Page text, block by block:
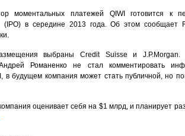
моментальных платежей QIWI готовится к
(IPO) в середине 2013 года. Об этом сообщает
выбраны Credit Suisse и J.P.Morgan.
Романенко не стал комментировать
в будущем компания может стать публичной, но
оценивает себя на $1 млрд, и планирует